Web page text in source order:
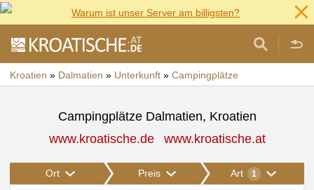
Warum ist unser Server am billigsten?
Kroatien » Dalmatien » Unterkunft » Campingplätze
Campingplätze Dalmatien, Kroatien
www.kroatische.de
www.kroatische.at
Ort Preis Art 1